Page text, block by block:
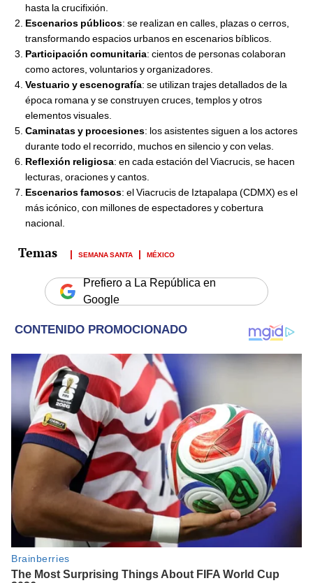
hasta la crucifixión.
Escenarios públicos: se realizan en calles, plazas o cerros,
transformando espacios urbanos en escenarios bíblicos.
Participación comunitaria: cientos de personas colaboran
como actores, voluntarios y organizadores.
Vestuario y escenografía: se utilizan trajes detallados de la
época romana y se construyen cruces, templos y otros
elementos visuales.
Caminatas y procesiones: los asistentes siguen a los actores
durante todo el recorrido, muchos en silencio y con velas.
Reflexión religiosa: en cada estación del Viacrucis, se hacen
lecturas, oraciones y cantos.
Escenarios famosos: el Viacrucis de Iztapalapa (CDMX) es el
más icónico, con millones de espectadores y cobertura
nacional.
SEMANA SANTA MÉXICO
Prefiero a La República en
Google